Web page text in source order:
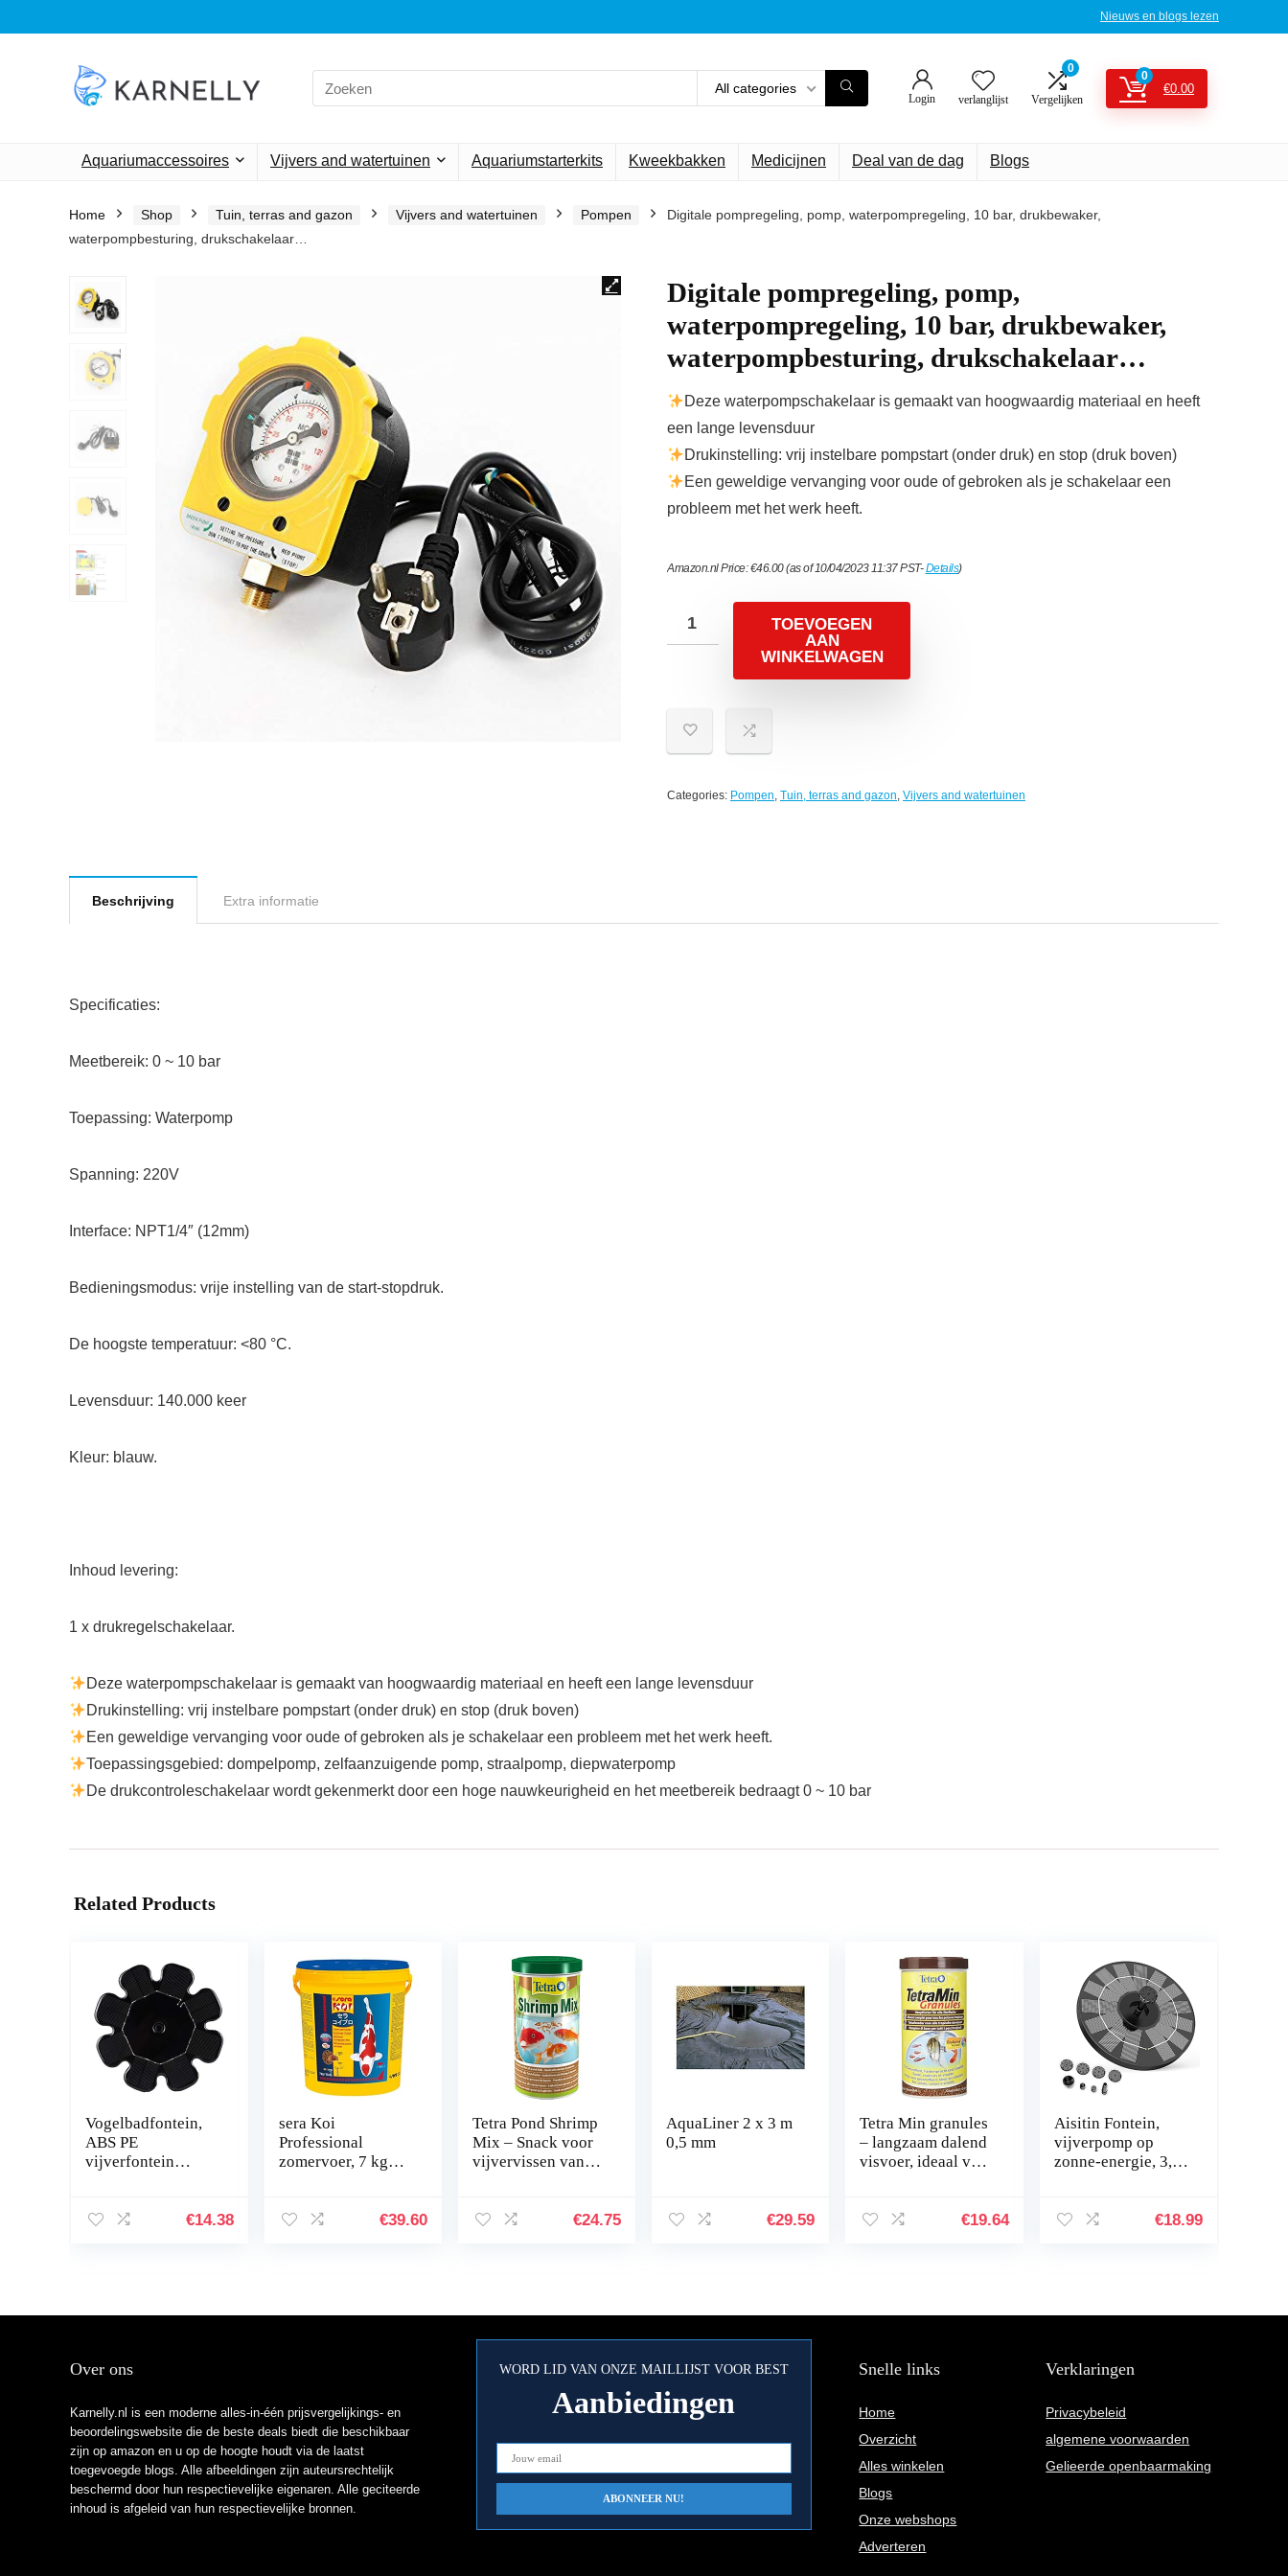
Nieuws en blogs lezen
Search
for:
All categories
Login verlanglijst
0
Vergelijken
0
€0.00
Aquariumaccessoires Vijvers and watertuinen Aquariumstarterkits Kweekbakken Medicijnen Deal van de dag Blogs
Home Shop Tuin, terras and gazon Vijvers and watertuinen Pompen
Digitale pompregeling, pomp, waterpompregeling, 10 bar, drukbewaker,
waterpompbesturing, drukschakelaar…
Digitale pompregeling, pomp,
waterpompregeling, 10 bar, drukbewaker,
waterpompbesturing, drukschakelaar…
Deze waterpompschakelaar is gemaakt van hoogwaardig materiaal en heeft
een lange levensduur
Drukinstelling: vrij instelbare pompstart (onder druk) en stop (druk boven)
Een geweldige vervanging voor oude of gebroken als je schakelaar een
probleem met het werk heeft.
Amazon.nl Price:€46.00(as of 10/04/2023 11:37 PST-Details)
TOEVOEGEN
AAN
WINKELWAGEN
Categories: Pompen, Tuin, terras and gazon, Vijvers and watertuinen
Beschrijving Extra informatie
Specificaties:
Meetbereik: 0 ~ 10 bar
Toepassing: Waterpomp
Spanning: 220V
Interface: NPT1/4″ (12mm)
Bedieningsmodus: vrije instelling van de start-stopdruk.
De hoogste temperatuur: <80 °C.
Levensduur: 140.000 keer
Kleur: blauw.
Inhoud levering:
1 x drukregelschakelaar.
Deze waterpompschakelaar is gemaakt van hoogwaardig materiaal en heeft een lange levensduur
Drukinstelling: vrij instelbare pompstart (onder druk) en stop (druk boven)
Een geweldige vervanging voor oude of gebroken als je schakelaar een probleem met het werk heeft.
Toepassingsgebied: dompelpomp, zelfaanzuigende pomp, straalpomp, diepwaterpomp
De drukcontroleschakelaar wordt gekenmerkt door een hoge nauwkeurigheid en het meetbereik bedraagt 0 ~ 10 bar
Related Products
Vogelbadfontein,
ABS PE
vijverfontein
vogelbaden voor
€14.38
sera Koi
Professional
zomervoer, 7 kg
energie bij
€39.60
Tetra Pond Shrimp
Mix – Snack voor
vijvervissen van
gammarus, rijk aan
€24.75
AquaLiner 2 x 3 m
0,5 mm
€29.59
Tetra Min granules
– langzaam dalend
visvoer, ideaal voor
waterlaag van het
€19.64
Aisitin Fontein,
vijverpomp op
zonne-energie, 3,5
voor tuinvijver,€18.99
Over ons
Karnelly.nl is een moderne alles-in-één prijsvergelijkings- en
beoordelingswebsite die de beste deals biedt die beschikbaar
zijn op amazon en u op de hoogte houdt via de laatst
toegevoegde blogs. Alle afbeeldingen zijn auteursrechtelijk
beschermd door hun respectievelijke eigenaren. Alle geciteerde
inhoud is afgeleid van hun respectievelijke bronnen.
WORD LID VAN ONZE MAILLIJST VOOR BEST
Aanbiedingen
Snelle links
Home
Overzicht
Alles winkelen
Blogs
Onze webshops
Adverteren
Verklaringen
Privacybeleid
algemene voorwaarden
Gelieerde openbaarmaking